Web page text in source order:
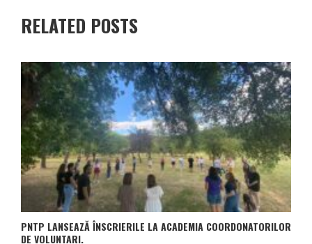
RELATED POSTS
PNTP LANSEAZĂ ÎNSCRIERILE LA ACADEMIA COORDONATORILOR
DE VOLUNTARI.